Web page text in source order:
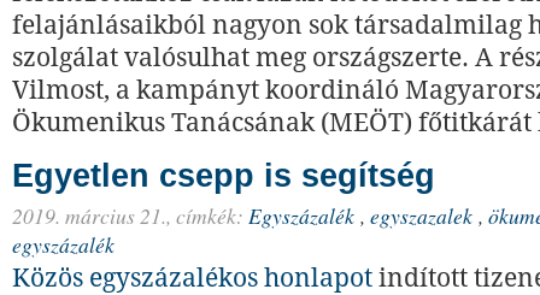
felajánlásaikból nagyon sok társadalmilag
szolgálat valósulhat meg országszerte. A
Vilmost, a kampányt koordináló
Ökumenikus Tanácsának (MEÖT)
Egyetlen csepp is segítség
2019. március 21., címkék: Egyszázalék , egyszazalek ,
egyszázalék
Közös egyszázalékos honlapot indított